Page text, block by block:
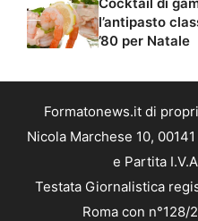
l’antipasto
’80 per Natale
Formatonews.it di
Nicola Marchese 10,
e Partita
Testata Giornalistica
Roma con n°128/